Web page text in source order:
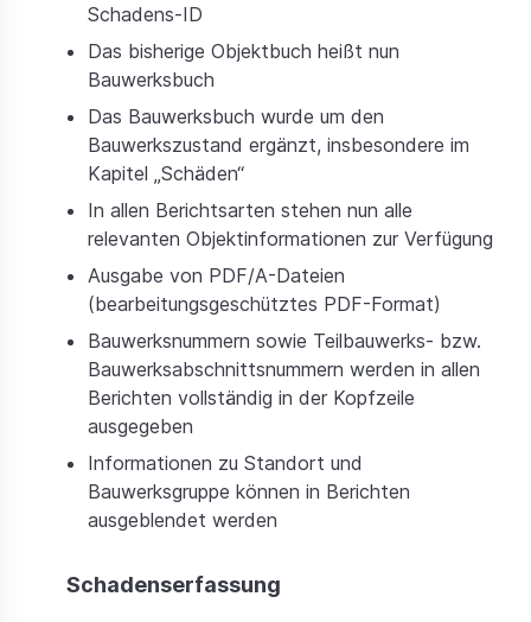
Schadens-ID
Das bisherige Objektbuch heißt nun
Bauwerksbuch
Das Bauwerksbuch wurde um den
Bauwerkszustand ergänzt, insbesondere im
Kapitel „Schäden“
In allen Berichtsarten stehen nun alle
relevanten Objektinformationen zur Verfügung
Ausgabe von PDF/A-Dateien
(bearbeitungsgeschütztes PDF-Format)
Bauwerksnummern sowie Teilbauwerks- bzw.
Bauwerksabschnittsnummern werden in allen
Berichten vollständig in der Kopfzeile
ausgegeben
Informationen zu Standort und
Bauwerksgruppe können in Berichten
ausgeblendet werden
Schadenserfassung